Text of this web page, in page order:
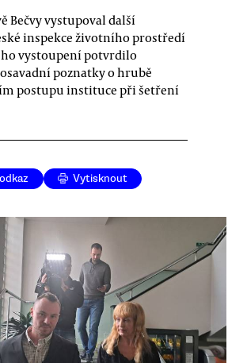
Bečvy vystupoval další
inspekce životního prostředí
vystoupení potvrdilo
poznatky o hrubě
postupu instituce při šetření
Vytisknout